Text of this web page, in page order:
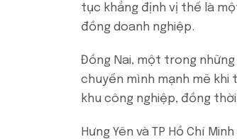
tục khẳng định vị thế là
đồng doanh nghiệp.
Đồng Nai, một trong
chuyển mình mạnh mẽ
khu công nghiệp, đồng
Hưng Yên và TP Hồ Chí